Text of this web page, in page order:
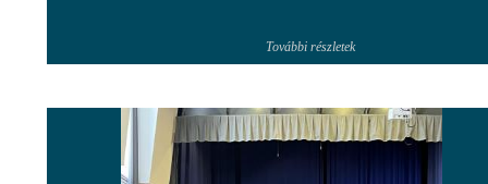
További részletek